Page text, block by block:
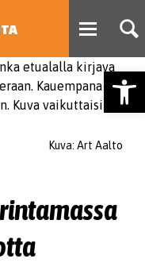
HAE
Kuva: Art Aalto